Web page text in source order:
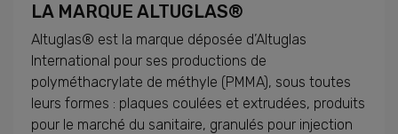
LA MARQUE ALTUGLAS®
Altuglas® est la marque déposée d’Altuglas
International pour ses productions de
polyméthacrylate de méthyle (PMMA), sous toutes
leurs formes : plaques coulées et extrudées, produits
pour le marché du sanitaire, granulés pour injection